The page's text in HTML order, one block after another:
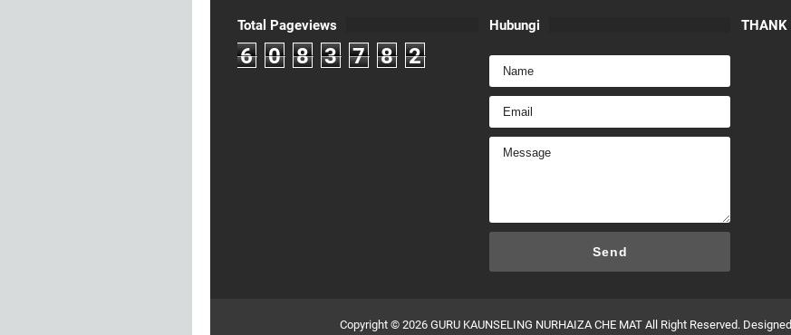
Total Pageviews
6 0 8 3 7 8 2
Hubungi THANK
Copyright © 2026 GURU KAUNSELING NURHAIZA CHE MAT All Right Reserved.